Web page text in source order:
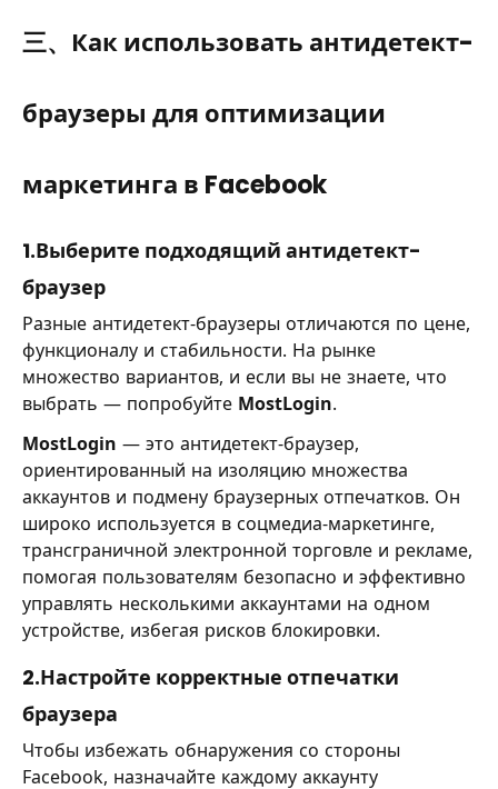
三、Как использовать антидетект-
браузеры для оптимизации
маркетинга в Facebook
1.Выберите подходящий антидетект-
браузер
Разные антидетект-браузеры отличаются по цене,
функционалу и стабильности. На рынке
множество вариантов, и если вы не знаете, что
выбрать — попробуйте MostLogin.
MostLogin — это антидетект-браузер,
ориентированный на изоляцию множества
аккаунтов и подмену браузерных отпечатков. Он
широко используется в соцмедиа-маркетинге,
трансграничной электронной торговле и рекламе,
помогая пользователям безопасно и эффективно
управлять несколькими аккаунтами на одном
устройстве, избегая рисков блокировки.
2.Настройте корректные отпечатки
браузера
Чтобы избежать обнаружения со стороны
Facebook, назначайте каждому аккаунту